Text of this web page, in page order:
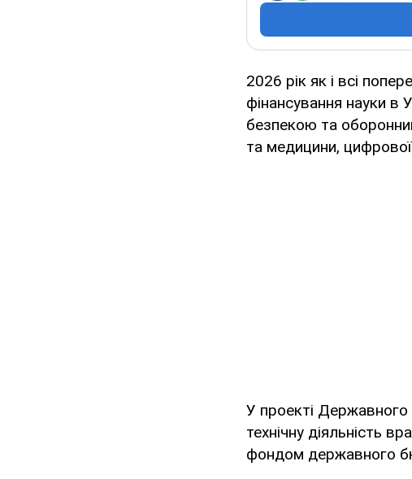
2026 рік як і всі
фінансування науки в
безпекою та
та медицини,
У проекті Державного
технічну діяльність
фондом державного